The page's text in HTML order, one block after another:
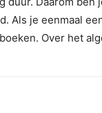
Als je eenmaal
Over het